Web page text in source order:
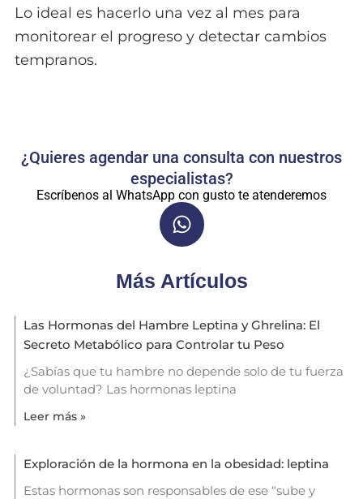
Lo ideal es hacerlo una vez al mes para
monitorear el progreso y detectar cambios
tempranos.
¿Quieres agendar una consulta con nuestros
especialistas?
Escríbenos al WhatsApp con gusto te atenderemos
Más Artículos
Las Hormonas del Hambre Leptina y Ghrelina: El
Secreto Metabólico para Controlar tu Peso
¿Sabías que tu hambre no depende solo de tu fuerza
de voluntad? Las hormonas leptina
Leer más »
Exploración de la hormona en la obesidad: leptina
Estas hormonas son responsables de ese “sube y